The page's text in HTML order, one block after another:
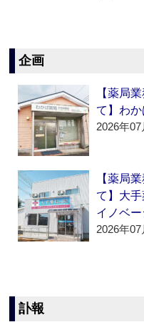
企画
【薬局
て】わか
2026年
【薬局
て】大
イノベー
2026年
訃報